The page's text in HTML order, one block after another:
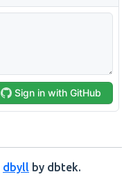
dbyll by dbtek.